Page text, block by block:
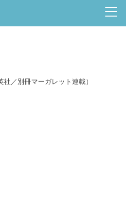
／別冊マーガレット連載）